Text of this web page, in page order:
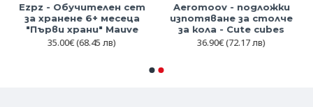
Ezpz - Обучителен сет
за хранене 6+ месеца
"Първи храни" Mauve
35.00€(68.45 лв)
Aeromoov - подложки
изпотяване за столче
за кола - Cute cubes
36.90€(72.17 лв)